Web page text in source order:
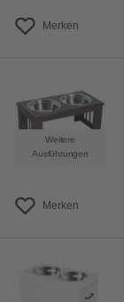
Merken
Weitere
Ausführungen
Merken